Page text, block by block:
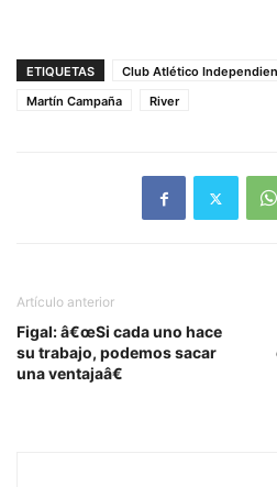
ETIQUETAS Club Atlético
Martín Campaña
River
Artículo anterior
Figal: â€œSi cada uno hace
su trabajo, podemos sacar
una ventajaâ€